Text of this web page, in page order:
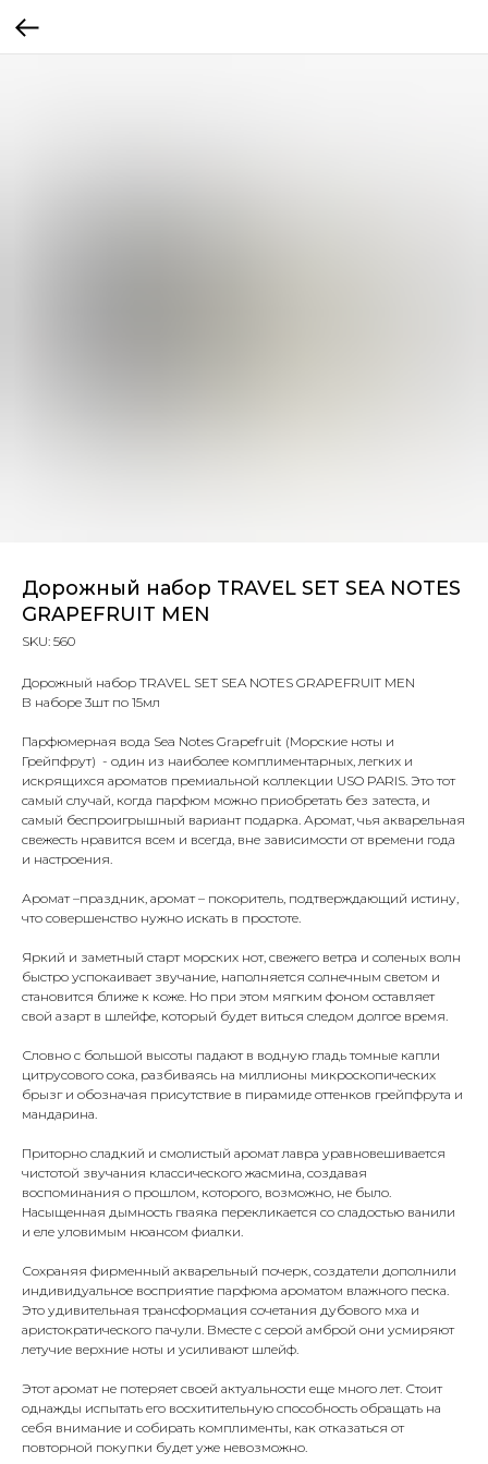
Дорожный набор TRAVEL SET SEA NOTES
GRAPEFRUIT MEN
SKU: 560
Дорожный набор TRAVEL SET SEA NOTES GRAPEFRUIT MEN
В наборе 3шт по 15мл
Парфюмерная вода Sea Notes Grapefruit (Морские ноты и
Грейпфрут) - один из наиболее комплиментарных, легких и
искрящихся ароматов премиальной коллекции USO PARIS. Это тот
самый случай, когда парфюм можно приобретать без затеста, и
самый беспроигрышный вариант подарка. Аромат, чья акварельная
свежесть нравится всем и всегда, вне зависимости от времени года
и настроения.
Аромат –праздник, аромат – покоритель, подтверждающий истину,
что совершенство нужно искать в простоте.
Яркий и заметный старт морских нот, свежего ветра и соленых волн
быстро успокаивает звучание, наполняется солнечным светом и
становится ближе к коже. Но при этом мягким фоном оставляет
свой азарт в шлейфе, который будет виться следом долгое время.
Словно с большой высоты падают в водную гладь томные капли
цитрусового сока, разбиваясь на миллионы микроскопических
брызг и обозначая присутствие в пирамиде оттенков грейпфрута и
мандарина.
Приторно сладкий и смолистый аромат лавра уравновешивается
чистотой звучания классического жасмина, создавая
воспоминания о прошлом, которого, возможно, не было.
Насыщенная дымность гваяка перекликается со сладостью ванили
и еле уловимым нюансом фиалки.
Сохраняя фирменный акварельный почерк, создатели дополнили
индивидуальное восприятие парфюма ароматом влажного песка.
Это удивительная трансформация сочетания дубового мха и
аристократического пачули. Вместе с серой амброй они усмиряют
летучие верхние ноты и усиливают шлейф.
Этот аромат не потеряет своей актуальности еще много лет. Стоит
однажды испытать его восхитительную способность обращать на
себя внимание и собирать комплименты, как отказаться от
повторной покупки будет уже невозможно.